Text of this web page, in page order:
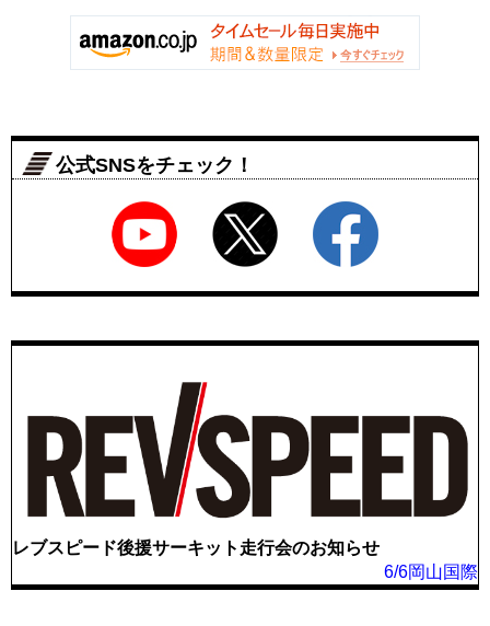
公式SNSをチェック！
レブスピード後援サーキット走行会のお知らせ
6/6岡山国際